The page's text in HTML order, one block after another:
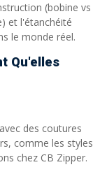
(bobine vs
et l'étanchéité
le monde réel.
Qu'elles
des coutures
comme les styles
chez CB Zipper.